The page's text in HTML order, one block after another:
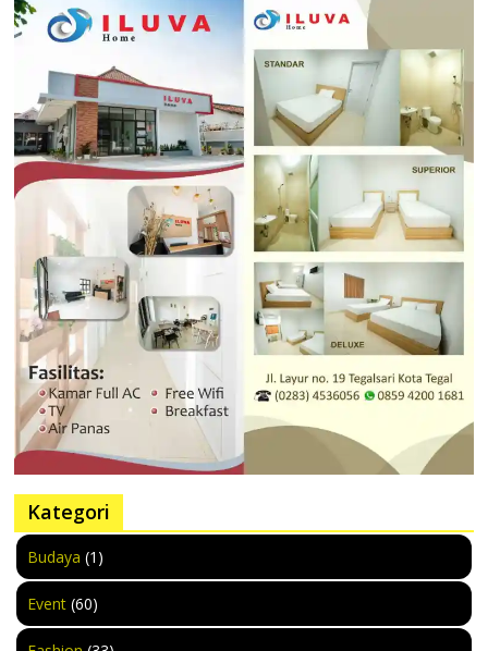
Kategori
Budaya (1)
Event (60)